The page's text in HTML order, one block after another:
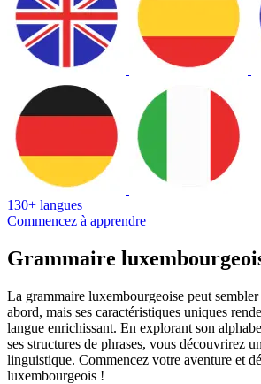
130+ langues
Commencez à apprendre
Grammaire
La grammaire luxembourgeoise peut
abord, mais ses caractéristiques uniques
langue enrichissant. En explorant son
ses structures de phrases, vous découvrirez
linguistique. Commencez votre aventure et
luxembourgeois !